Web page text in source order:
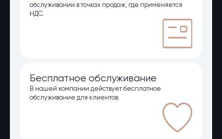
обслуживании в точках продаж, где применяется
НДС.
Бесплатное обслуживание
В нашей компании действует бесплатное
обслуживание для клиентов.